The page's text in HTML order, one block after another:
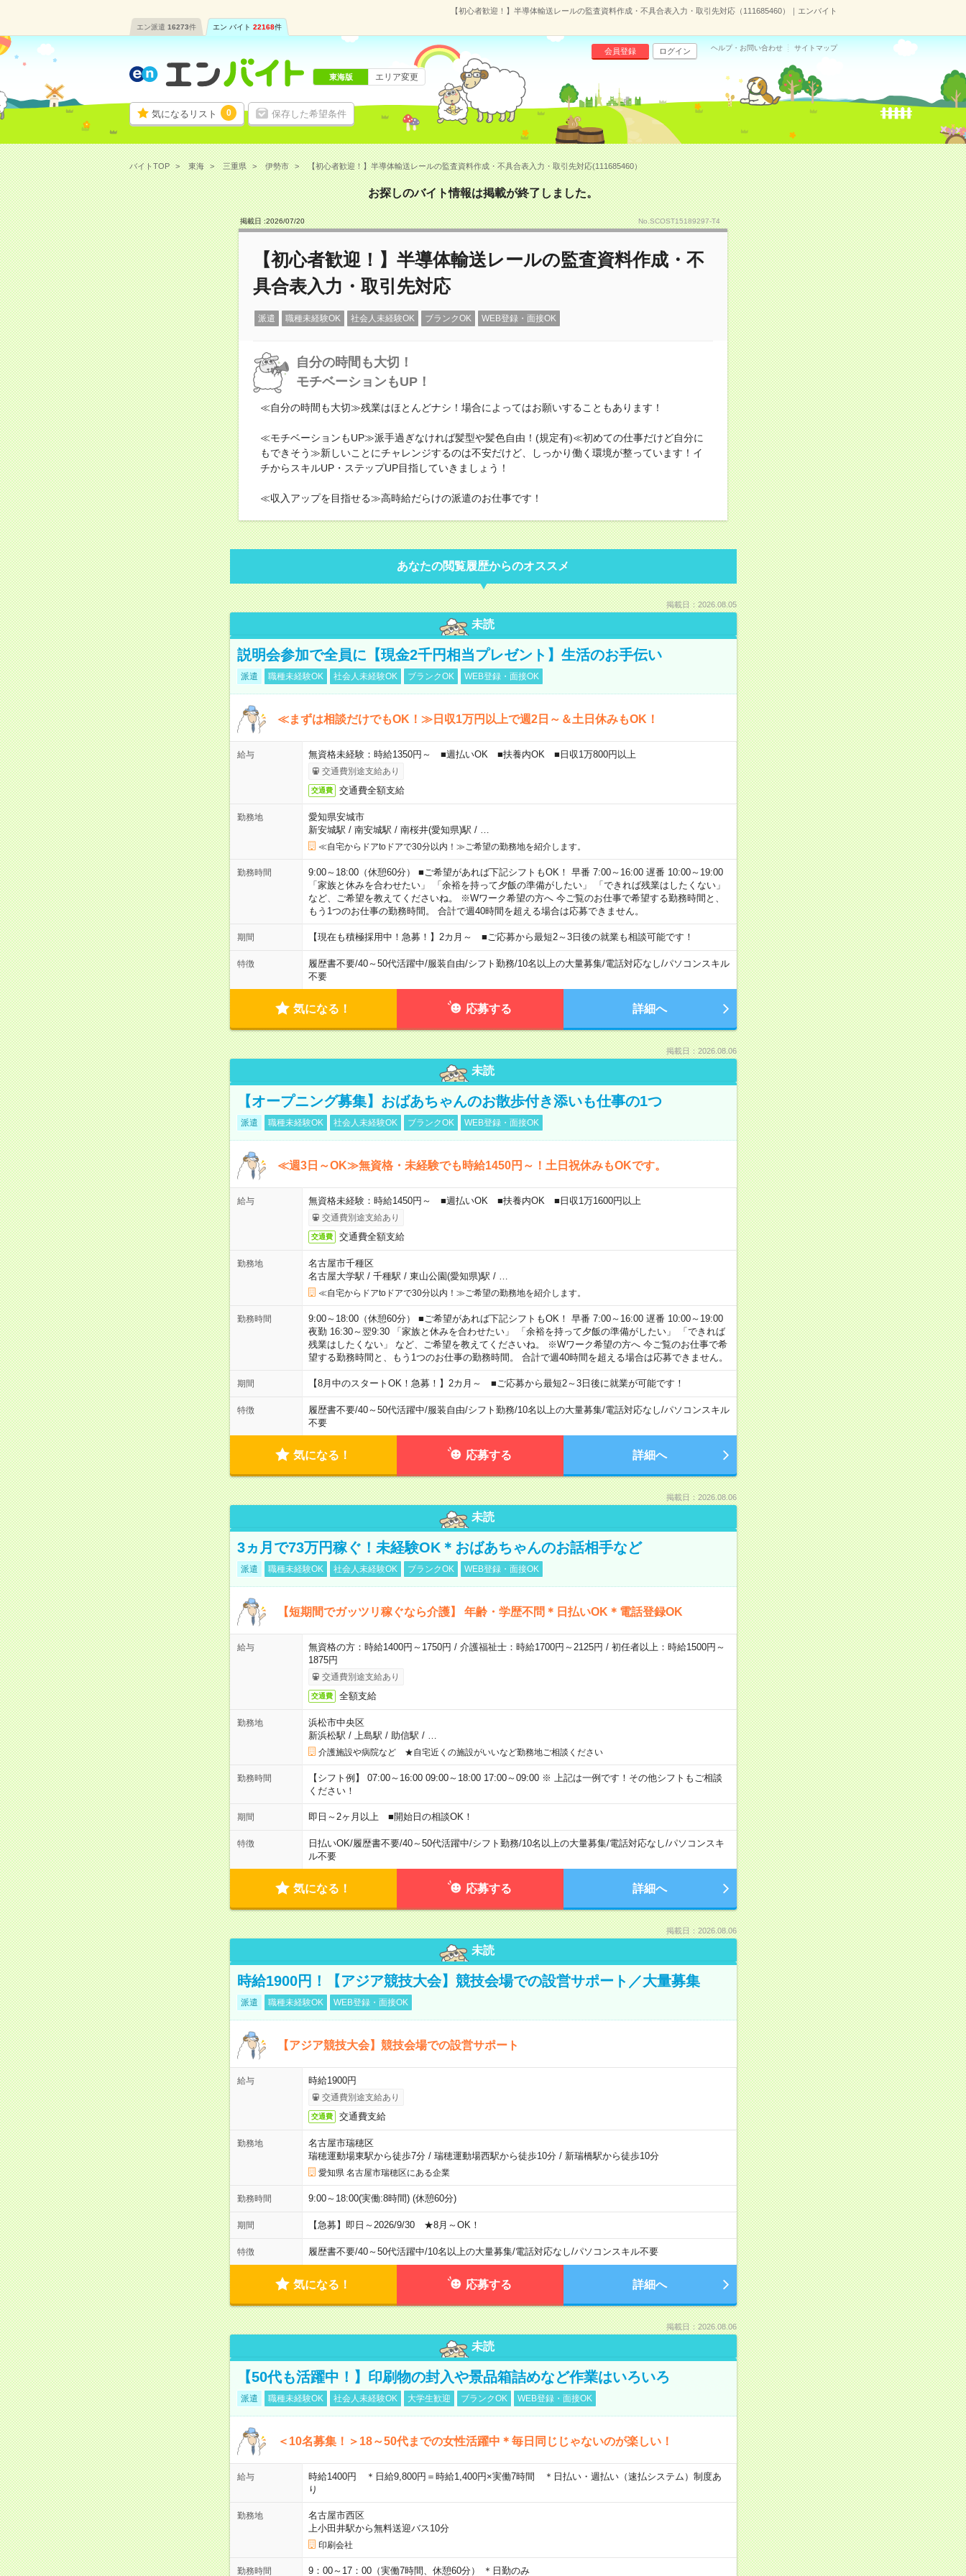
【初心者歓迎！】半導体輸送レールの監査資料作成・不具合表入力・取引先対応（111685460）｜エンバイト
エン派遣 16273件 エン バイト 22168件
気になるリスト 0 保存した希望条件
会員登録 ログイン ヘルプ・お問い合わせ サイトマップ
東海版 エリア変更
バイトTOP 東海 三重県 伊勢市 【初心者歓迎！】半導体輸送レールの監査資料作成・不具合表入力・取引先対応(111685460）
お探しのバイト情報は掲載が終了しました。
掲載日 :2026/07/20 No.SCOST15189297-T4
【初心者歓迎！】半導体輸送レールの監査資料作成・不
具合表入力・取引先対応
派遣 職種未経験OK 社会人未経験OK ブランクOK WEB登録・面接OK
自分の時間も大切！
モチベーションもUP！
≪自分の時間も大切≫残業はほとんどナシ！場合によってはお願いすることもあります！
≪モチベーションもUP≫派手過ぎなければ髪型や髪色自由！(規定有)≪初めての仕事だけど自分に
もできそう≫新しいことにチャレンジするのは不安だけど、しっかり働く環境が整っています！イ
チからスキルUP・ステップUP目指していきましょう！
≪収入アップを目指せる≫高時給だらけの派遣のお仕事です！
あなたの閲覧履歴からのオススメ
掲載日：2026.08.05
未読
説明会参加で全員に【現金2千円相当プレゼント】生活のお手伝い
派遣 職種未経験OK 社会人未経験OK ブランクOK WEB登録・面接OK
≪まずは相談だけでもOK！≫日収1万円以上で週2日～＆土日休みもOK！
給与 無資格未経験：時給1350円～ ■週払いOK ■扶養内OK ■日収1万800円以上
交通費別途支給あり
交通費 交通費全額支給
勤務地
愛知県安城市
新安城駅 / 南安城駅 / 南桜井(愛知県)駅 /
≪自宅からドアtoドアで30分以内！≫ご希望の勤務地を紹介します。
勤務時間
9:00～18:00（休憩60分） ■ご希望があれば下記シフトもOK！ 早番 7:00～16:00 遅番 10:00～19:00
「家族と休みを合わせたい」 「余裕を持って夕飯の準備がしたい」 「できれば残業はしたくない」
など、ご希望を教えてくださいね。 ※Wワーク希望の方へ 今ご覧のお仕事で希望する勤務時間と、
もう1つのお仕事の勤務時間。 合計で週40時間を超える場合は応募できません。
期間 【現在も積極採用中！急募！】2カ月～ ■ご応募から最短2～3日後の就業も相談可能です！
特徴 履歴書不要/40～50代活躍中/服装自由/シフト勤務/10名以上の大量募集/電話対応なし/パソコンスキル
不要
気になる！ 応募する 詳細へ
掲載日：2026.08.06
未読
【オープニング募集】おばあちゃんのお散歩付き添いも仕事の1つ
派遣 職種未経験OK 社会人未経験OK ブランクOK WEB登録・面接OK
≪週3日～OK≫無資格・未経験でも時給1450円～！土日祝休みもOKです。
給与 無資格未経験：時給1450円～ ■週払いOK ■扶養内OK ■日収1万1600円以上
交通費別途支給あり
交通費 交通費全額支給
勤務地
名古屋市千種区
名古屋大学駅 / 千種駅 / 東山公園(愛知県)駅 /
≪自宅からドアtoドアで30分以内！≫ご希望の勤務地を紹介します。
勤務時間
9:00～18:00（休憩60分） ■ご希望があれば下記シフトもOK！ 早番 7:00～16:00 遅番 10:00～19:00
夜勤 16:30～翌9:30 「家族と休みを合わせたい」 「余裕を持って夕飯の準備がしたい」 「できれば
残業はしたくない」 など、ご希望を教えてくださいね。 ※Wワーク希望の方へ 今ご覧のお仕事で希
望する勤務時間と、もう1つのお仕事の勤務時間。 合計で週40時間を超える場合は応募できません。
期間 【8月中のスタートOK！急募！】2カ月～ ■ご応募から最短2～3日後に就業が可能です！
特徴 履歴書不要/40～50代活躍中/服装自由/シフト勤務/10名以上の大量募集/電話対応なし/パソコンスキル
不要
気になる！ 応募する 詳細へ
掲載日：2026.08.06
未読
3ヵ月で73万円稼ぐ！未経験OK＊おばあちゃんのお話相手など
派遣 職種未経験OK 社会人未経験OK ブランクOK WEB登録・面接OK
【短期間でガッツリ稼ぐなら介護】 年齢・学歴不問＊日払いOK＊電話登録OK
給与
無資格の方：時給1400円～1750円 / 介護福祉士：時給1700円～2125円 / 初任者以上：時給1500円～
1875円
交通費別途支給あり
交通費 全額支給
勤務地
浜松市中央区
新浜松駅 / 上島駅 / 助信駅 /
介護施設や病院など ★自宅近くの施設がいいなど勤務地ご相談ください
勤務時間
【シフト例】 07:00～16:00 09:00～18:00 17:00～09:00 ※ 上記は一例です！その他シフトもご相談
ください！
期間 即日～2ヶ月以上 ■開始日の相談OK！
特徴 日払いOK/履歴書不要/40～50代活躍中/シフト勤務/10名以上の大量募集/電話対応なし/パソコンスキ
ル不要
気になる！ 応募する 詳細へ
掲載日：2026.08.06
未読
時給1900円！【アジア競技大会】競技会場での設営サポート／大量募集
派遣 職種未経験OK WEB登録・面接OK
【アジア競技大会】競技会場での設営サポート
給与 時給1900円
交通費別途支給あり
交通費 交通費支給
勤務地
名古屋市瑞穂区
瑞穂運動場東駅から徒歩7分/ 瑞穂運動場西駅から徒歩10分/ 新瑞橋駅から徒歩10分
愛知県 名古屋市瑞穂区にある企業
勤務時間 9:00～18:00(実働:8時間) (休憩60分)
期間 【急募】即日～2026/9/30 ★8月～OK！
特徴 履歴書不要/40～50代活躍中/10名以上の大量募集/電話対応なし/パソコンスキル不要
気になる！ 応募する 詳細へ
掲載日：2026.08.06
未読
【50代も活躍中！】印刷物の封入や景品箱詰めなど作業はいろいろ
派遣 職種未経験OK 社会人未経験OK 大学生歓迎 ブランクOK WEB登録・面接OK
＜10名募集！＞18～50代までの女性活躍中＊毎日同じじゃないのが楽しい！
給与
時給1400円 ＊日給9,800円＝時給1,400円×実働7時間 ＊日払い・週払い（速払システム）制度あ
り
勤務地
名古屋市西区
上小田井駅から無料送迎バス10分
印刷会社
勤務時間 9：00～17：00（実働7時間、休憩60分） ＊日勤のみ